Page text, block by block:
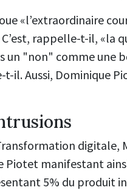
«l’extraordinaire
rappelle-t-il, «la
un "non" comme une
t-il. Aussi, Dominique
digitale,
Piotet manifestant
5% du produit